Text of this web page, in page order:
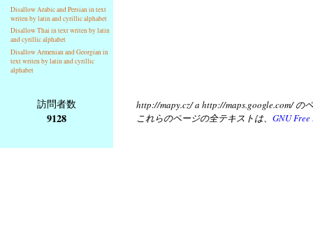
Disallow Arabic and Persian in text
writen by latin and cyrillic alphabet
Disallow Thai in text writen by latin
and cyrillic alphabet
Disallow Armenian and Georgian in
text writen by latin and cyrillic
alphabet
訪問者数
9128
http://mapy.cz/ a http://maps.google.com/
これらのページの全テキストは、 GNU